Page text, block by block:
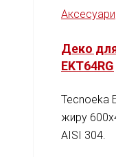
Аксесуари
Деко
EKT64RG
Tecnoeka
жиру
AISI 304.